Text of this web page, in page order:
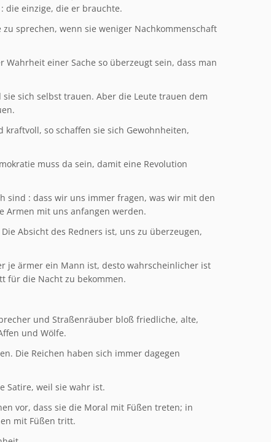
die einzige, die er brauchte.
sprechen, wenn sie weniger Nachkommenschaft
Wahrheit einer Sache so überzeugt sein, dass man
sich selbst trauen. Aber die Leute trauen dem
so schaffen sie sich Gewohnheiten,
muss da sein, damit eine Revolution
sind : dass wir uns immer fragen, was wir mit den
Armen mit uns anfangen werden.
Absicht des Redners ist, uns zu überzeugen,
je ärmer ein Mann ist, desto wahrscheinlicher ist
für die Nacht zu bekommen.
und Straßenräuber bloß friedliche, alte,
und Wölfe.
Die Reichen haben sich immer dagegen
Satire, weil sie wahr ist.
vor, dass sie die Moral mit Füßen treten; in
mit Füßen tritt.